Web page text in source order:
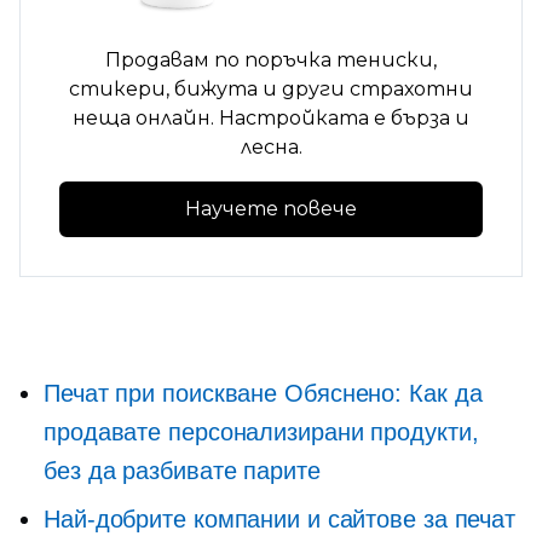
Продавам по поръчка тениски,
стикери, бижута и други страхотни
неща онлайн. Настройката е бърза и
лесна.
Научете повече
Печат при поискване Обяснено: Как да
продавате персонализирани продукти,
без да разбивате парите
Най-добрите компании и сайтове за печат